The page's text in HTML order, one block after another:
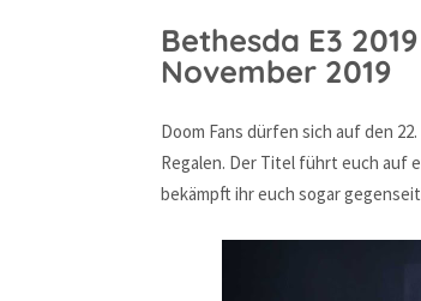
Bethesda E3
November 2019
Doom Fans dürfen sich auf den
Regalen. Der Titel führt euch auf
bekämpft ihr euch sogar